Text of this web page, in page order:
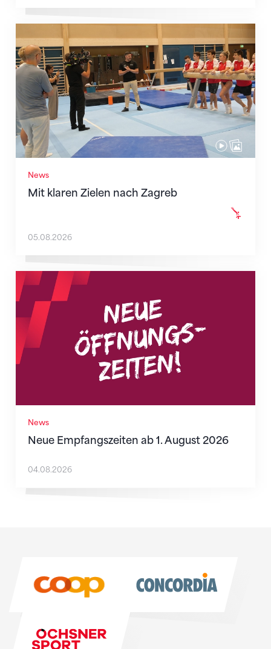
News
Mit klaren Zielen nach Zagreb
Mit klaren Zielen nach Zagreb
05.08.2026
News
Neue Empfangszeiten ab 1. August 2026
Neue Empfangszeiten ab 1. August 2026
04.08.2026